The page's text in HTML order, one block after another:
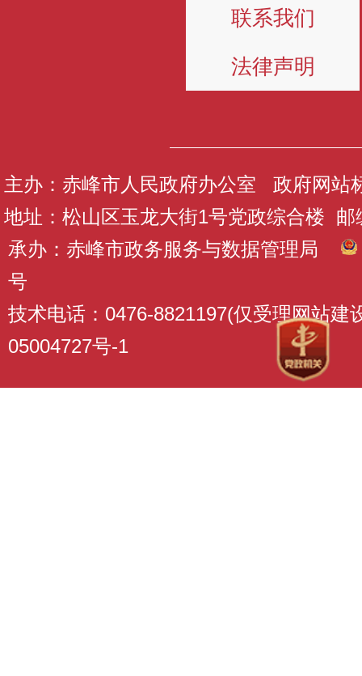
联系我们
法律声明
主办：赤峰市人民政府办公室 政府网站
地址：松山区玉龙大街1号党政综合楼 邮
承办：赤峰市政务服务与数据管理局
号
技术电话：0476-8821197(仅受理网站建
05004727号-1